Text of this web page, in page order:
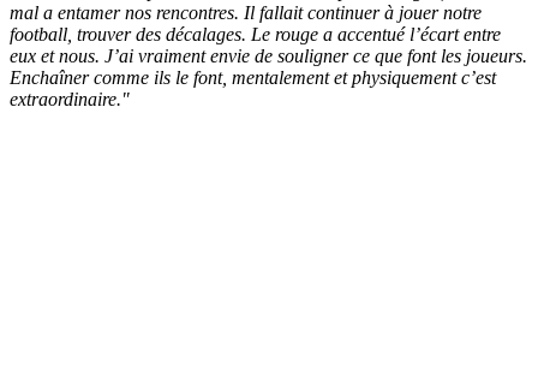
mal a entamer nos rencontres. Il fallait continuer à jouer notre
football, trouver des décalages. Le rouge a accentué l’écart entre
eux et nous. J’ai vraiment envie de souligner ce que font les joueurs.
Enchaîner comme ils le font, mentalement et physiquement c’est
extraordinaire."